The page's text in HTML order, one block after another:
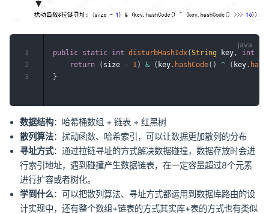
public static int disturbHashIdx(String key, int
return
( size - 1) & ( key . hashCode( ) ^ ( key .
}
1
2
3
数据结构：哈希桶数组 + 链表 + 红黑树
散列算法：扰动函数、哈希索引，可以让数据更加散列的分布
寻址方式：通过拉链寻址的方式解决数据碰撞，数据存放时会进
行索引地址，遇到碰撞产生数据链表，在一定容量超过8个元素
进行扩容或者树化。
学到什么：可以把散列算法、寻址方式都运用到数据库路由的设
计实现中，还有整个数组+链表的方式其实库+表的方式也有类似